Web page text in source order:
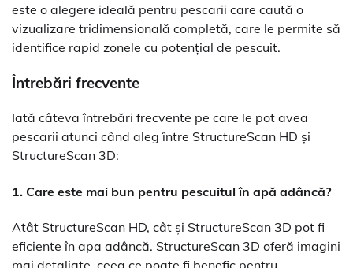
este o alegere ideală pentru pescarii care caută o
vizualizare tridimensională completă, care le permite să
identifice rapid zonele cu potențial de pescuit.
Întrebări frecvente
Iată câteva întrebări frecvente pe care le pot avea
pescarii atunci când aleg între StructureScan HD și
StructureScan 3D:
1. Care este mai bun pentru pescuitul în apă adâncă?
Atât StructureScan HD, cât și StructureScan 3D pot fi
eficiente în apa adâncă. StructureScan 3D oferă imagini
mai detaliate, ceea ce poate fi benefic pentru